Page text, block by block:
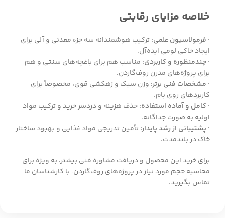
خلاصه مزایای رقابتی
· فرمولاسیون علمی:ترکیب هوشمندانه سه جزء معدنی و آلی برای
ایجاد خاکی لومی ایده‌آل.
· چندمنظوره و کاربردی: مناسب هم برای باغچه‌های سنتی و هم
برای پروژه‌های مدرن روف‌گاردن.
· مشخصات فنی برتر: وزن سبک و زهکشی قوی، مخصوصاً برای
کاربردهای روی بام.
· کامل و آماده استفاده:حذف هزینه و دردسر خرید و ترکیب مواد
اولیه به صورت جداگانه.
· پشتیبانی از رشد پایدار:تأمین تدریجی مواد غذایی و بهبود ساختار
خاک در بلندمدت.
برای خرید این محصول و دریافت مشاوره فنی بیشتر، به ویژه برای
محاسبه حجم مورد نیاز در پروژه‌های روف‌گاردن، با کارشناسان ما
تماس بگیرید.